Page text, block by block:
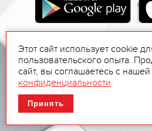
Этот сайт использует cookie
пользовательского опыта.
сайт, вы соглашаетесь с нашей
конфиденциальности.
Принять